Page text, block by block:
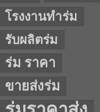
โรงงานทำร่ม
รับผลิตร่ม
ร่ม ราคา
ขายส่งร่ม